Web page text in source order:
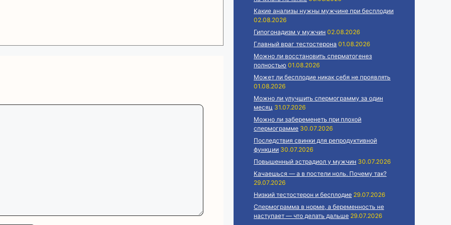
Какие анализы нужны мужчине при бесплодии
02.08.2026
Гипогонадизм у мужчин 02.08.2026
Главный враг тестостерона 01.08.2026
Можно ли восстановить сперматогенез
полностью 01.08.2026
Может ли бесплодие никак себя не проявлять
01.08.2026
Можно ли улучшить спермограмму за один
месяц 31.07.2026
Можно ли забеременеть при плохой
спермограмме 30.07.2026
Последствия свинки для репродуктивной
функции 30.07.2026
Повышенный эстрадиол у мужчин 30.07.2026
Качаешься — а в постели ноль. Почему так?
29.07.2026
Низкий тестостерон и бесплодие 29.07.2026
Спермограмма в норме, а беременность не
наступает — что делать дальше 29.07.2026